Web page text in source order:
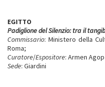
EGITTO
Padiglione del Silenzio: tra il
Commissario: Ministero della
Roma;
Curatore/Espositore: Armen Agop
Sede: Giardini